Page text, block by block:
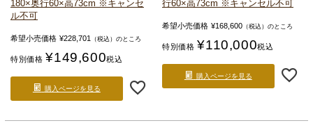
180×奥行60×高73cm ※キャンセ
ル不可
希望小売価格 ¥228,701 （税込）のところ
特別価格 ¥149,600税込
購入ページを見る
行60×高73cm ※キャンセル不可
希望小売価格 ¥168,600 （税込）のところ
特別価格 ¥110,000税込
購入ページを見る